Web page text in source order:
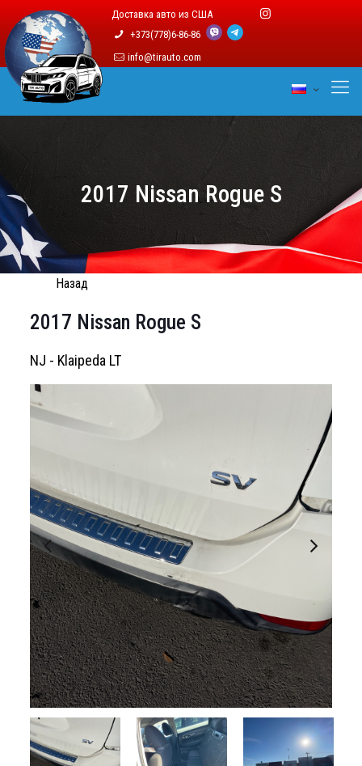
Доставка авто из США
+373(778)6-86-86
info@tirauto.com
2017 Nissan Rogue S
Назад
2017 Nissan Rogue S
NJ - Klaipeda LT